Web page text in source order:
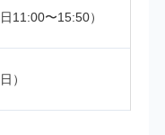
11:00〜15:50）
）